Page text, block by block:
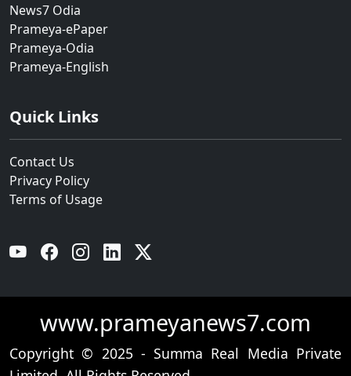
News7 Odia
Prameya-ePaper
Prameya-Odia
Prameya-English
Quick Links
Contact Us
Privacy Policy
Terms of Usage
YouTube Facebook Instagram Linkedin
www.prameyanews7.com
Copyright © 2025 - Summa Real Media Private